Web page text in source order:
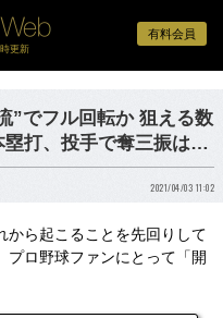
有料会員
更新
”でフル回転か 狙える数
塁打、投手で奪三振は…
2021/04/03 11:02
から起こることを先回りして
プロ野球ファンにとって「開